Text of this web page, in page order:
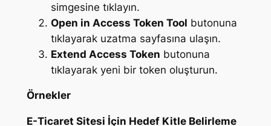
simgesine tıklayın.
Open in Access Token Tool butonuna
tıklayarak uzatma sayfasına ulaşın.
Extend Access Token butonuna
tıklayarak yeni bir token oluşturun.
Örnekler
E-Ticaret Sitesi İçin Hedef Kitle Belirleme